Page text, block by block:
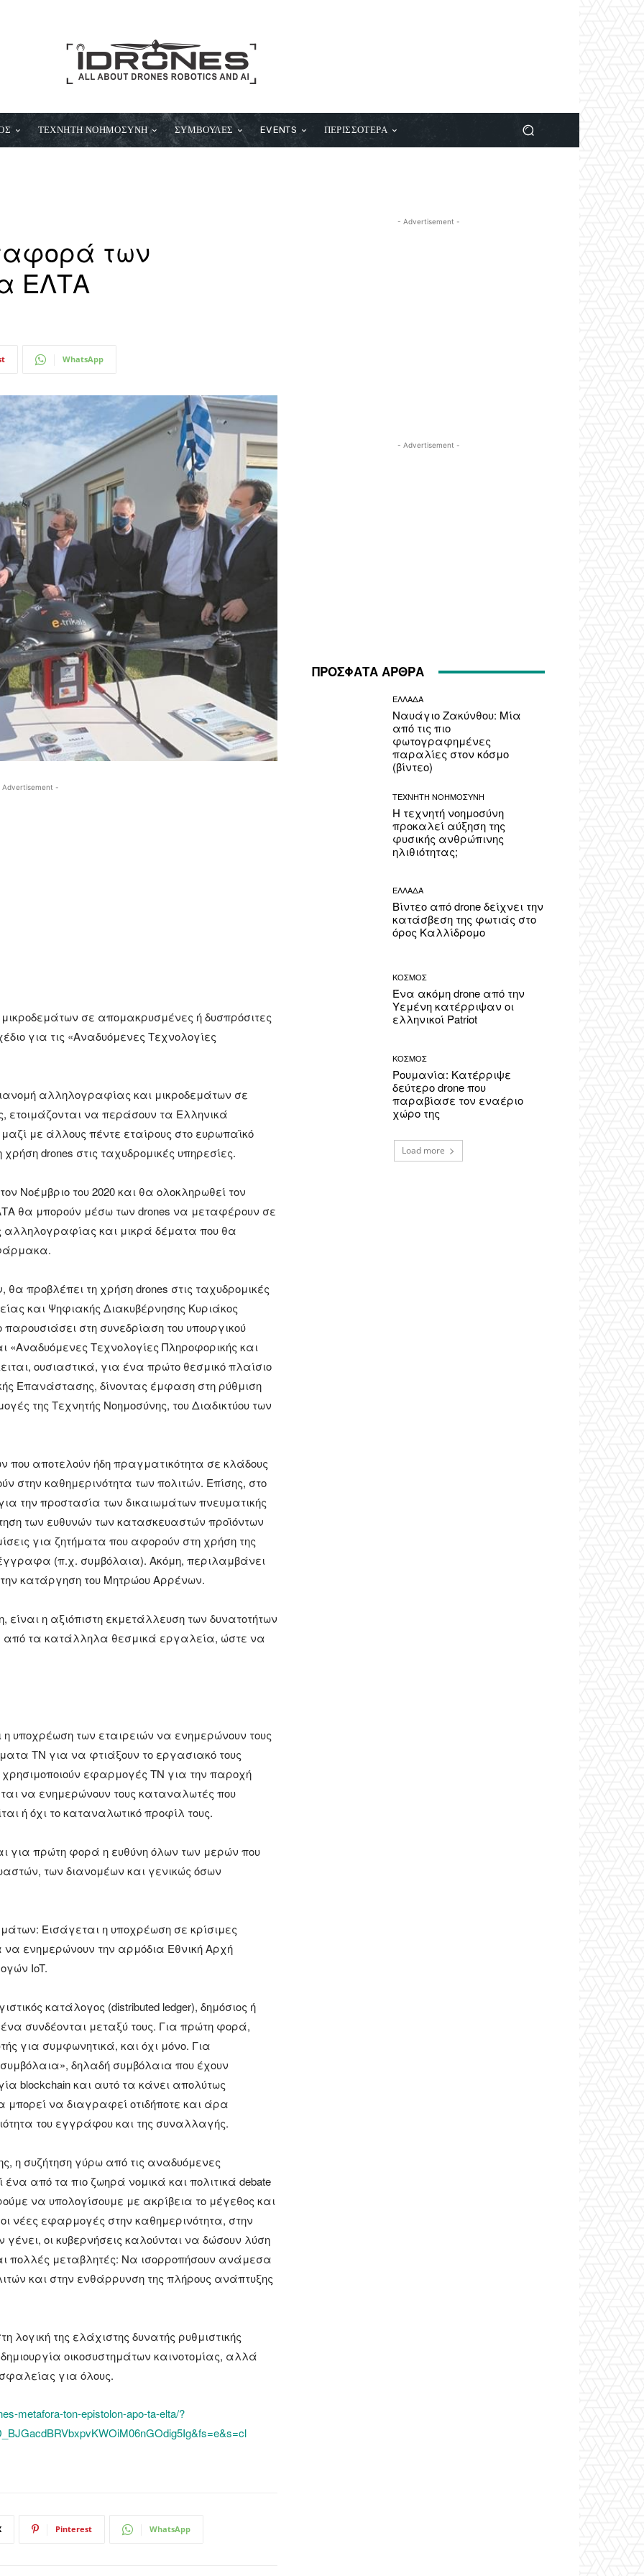
ΤΕΧΝΗΤΗ ΝΟΗΜΟΣΥΝΗ ΣΥΜΒΟΥΛΕΣ EVENTS ΠΕΡΙΣΣΟΤΕΡΑ
των
ΕΛΤΑ
WhatsApp
-
σε απομακρυσμένες ή δυσπρόσιτες
για τις «Αναδυόμενες Τεχνολογίες
αλληλογραφίας και μικροδεμάτων σε
ετοιμάζονται να περάσουν τα Ελληνικά
με άλλους πέντε εταίρους στο ευρωπαϊκό
drones στις ταχυδρομικές υπηρεσίες.
Νοέμβριο του 2020 και θα ολοκληρωθεί τον
θα μπορούν μέσω των drones να μεταφέρουν σε
αλληλογραφίας και μικρά δέματα που θα
προβλέπει τη χρήση drones στις ταχυδρομικές
και Ψηφιακής Διακυβέρνησης Κυριάκος
στη συνεδρίαση του υπουργικού
«Αναδυόμενες Τεχνολογίες Πληροφορικής και
ουσιαστικά, για ένα πρώτο θεσμικό πλαίσιο
Επανάστασης, δίνοντας έμφαση στη ρύθμιση
της Τεχνητής Νοημοσύνης, του Διαδικτύου των
που αποτελούν ήδη πραγματικότητα σε κλάδους
στην καθημερινότητα των πολιτών. Επίσης, στο
την προστασία των δικαιωμάτων πνευματικής
των ευθυνών των κατασκευαστών προϊόντων
για ζητήματα που αφορούν στη χρήση της
(π.χ. συμβόλαια). Ακόμη, περιλαμβάνει
κατάργηση του Μητρώου Αρρένων.
είναι η αξιόπιστη εκμετάλλευση των δυνατοτήτων
από τα κατάλληλα θεσμικά εργαλεία, ώστε να
υποχρέωση των εταιρειών να ενημερώνουν τους
ΤΝ για να φτιάξουν το εργασιακό τους
χρησιμοποιούν εφαρμογές ΤΝ για την παροχή
να ενημερώνουν τους καταναλωτές που
ή όχι το καταναλωτικό προφίλ τους.
για πρώτη φορά η ευθύνη όλων των μερών που
των διανομέων και γενικώς όσων
Εισάγεται η υποχρέωση σε κρίσιμες
να ενημερώνουν την αρμόδια Εθνική Αρχή
IoT.
κατάλογος (distributed ledger), δημόσιος ή
συνδέονται μεταξύ τους. Για πρώτη φορά,
για συμφωνητικά, και όχι μόνο. Για
δηλαδή συμβόλαια που έχουν
blockchain και αυτό τα κάνει απολύτως
να διαγραφεί οτιδήποτε και άρα
του εγγράφου και της συναλλαγής.
η συζήτηση γύρω από τις αναδυόμενες
ένα από τα πιο ζωηρά νομικά και πολιτικά debate
να υπολογίσουμε με ακρίβεια το μέγεθος και
νέες εφαρμογές στην καθημερινότητα, στην
οι κυβερνήσεις καλούνται να δώσουν λύση
πολλές μεταβλητές: Να ισορροπήσουν ανάμεσα
και στην ενθάρρυνση της πλήρους ανάπτυξης
λογική της ελάχιστης δυνατής ρυθμιστικής
οικοσυστημάτων καινοτομίας, αλλά
για όλους.
metafora-ton-epistolon-apo-ta-elta/?
Pinterest WhatsApp
- Advertisement -
- Advertisement -
ΠΡΟΣΦΑΤΑ ΑΡΘΡΑ
ΕΛΛΑΔΑ
Ναυάγιο Ζακύνθου: Μία
από τις πιο
φωτογραφημένες
παραλίες στον κόσμο
(βίντεο)
ΤΕΧΝΗΤΗ ΝΟΗΜΟΣΥΝΗ
Η τεχνητή νοημοσύνη
προκαλεί αύξηση της
φυσικής ανθρώπινης
ηλιθιότητας;
ΕΛΛΑΔΑ
Βίντεο από drone δείχνει την
κατάσβεση της φωτιάς στο
όρος Καλλίδρομο
ΚΟΣΜΟΣ
Ένα ακόμη drone από την
Υεμένη κατέρριψαν οι
ελληνικοί Patriot
ΚΟΣΜΟΣ
Ρουμανία: Κατέρριψε
δεύτερο drone που
παραβίασε τον εναέριο
χώρο της
Load more